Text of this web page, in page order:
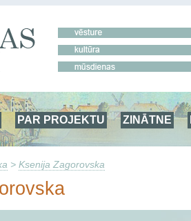
PAR PROJEKTU ZINĀTNE
> Ksenija Zagorovska